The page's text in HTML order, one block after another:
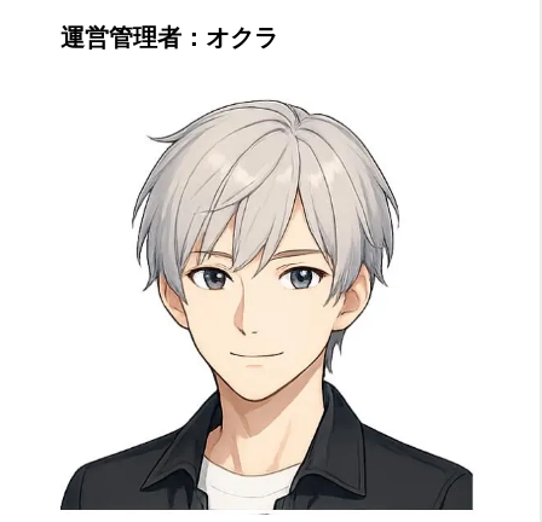
運営管理者：オクラ